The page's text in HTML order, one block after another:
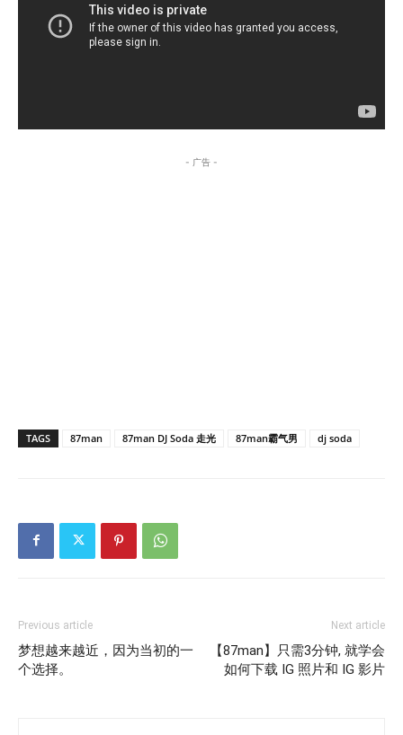
- 广告 -
TAGS 87man 87man DJ Soda 走光 87man霸气男 dj soda
Previous article
梦想越来越近，因为当初的一
个选择。
Next article
【87man】只需3分钟, 就学会
如何下载 IG 照片和 IG 影片